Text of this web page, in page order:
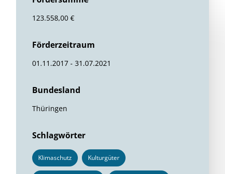
123.558,00 €
Förderzeitraum
01.11.2017 - 31.07.2021
Bundesland
Thüringen
Schlagwörter
Klimaschutz Kulturgüter